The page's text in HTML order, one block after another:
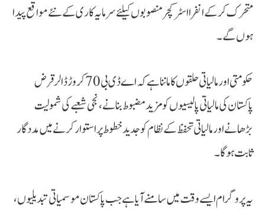
متحرک کر کے انفرااسٹرکچر منصوبوں کیلئے سرمایہ کاری کے نئے مواقع پیدا
ہوں گے۔
حکومتی اور مالیاتی حلقوں کا ماننا ہے کہ اے ڈی بی 70 کروڑ ڈالر قرض
پاکستان کی مالیاتی پالیسیوں کو مزید مضبوط بنانے، نجی شعبے کی شمولیت
بڑھانے اور مالیاتی تحفظ کے نظام کو جدید خطوط پر استوار کرنے میں مددگار
ثابت ہوگا۔
یہ پروگرام ایسے وقت میں سامنے آیا ہے جب پاکستان موسمیاتی تبدیلیوں،